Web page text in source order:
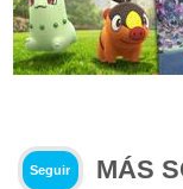
Seguir MÁS